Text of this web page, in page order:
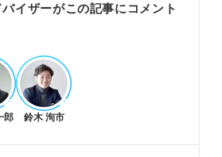
での規模や知名度、上場企業は株
の言葉を正しく理解し、企業研究
トと注意点を把握しよう
イザーがこの記事にコメント
郎 鈴木 洵市